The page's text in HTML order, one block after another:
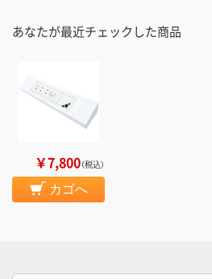
あなたが最近チェックした商品
￥7,800（税込）
カゴへ